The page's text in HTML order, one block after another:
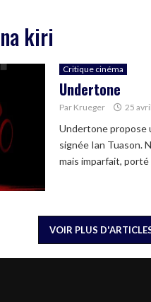
kiri
Critique cinéma
Undertone
Par Krueger 25
Undertone propose
signée Ian Tuason.
mais imparfait, porté
VOIR PLUS